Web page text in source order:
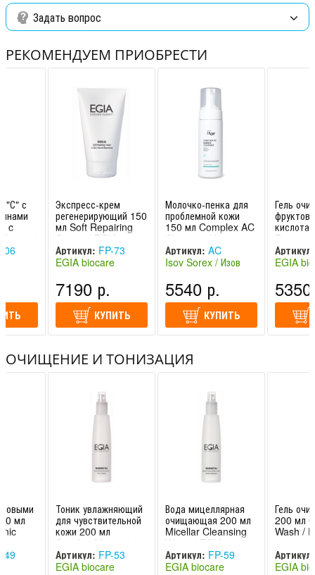
Ингредиенты:Розовая вода, липовая вода, Е.С.А.-3 комплекс,
клеточный экстракт мальвы, ментол.
Задать вопрос
РЕКОМЕНДУЕМ ПРИОБРЕСТИ
"С" с
c
/
06
Экспресс-крем
регенерирующий 150
мл Soft Repairing
Cream / EGIA
Артикул: FP-73
EGIA biocare
7190 р.
КУПИТЬ
Молочко-пенка для
проблемной кожи
150 мл Complex AC
Cleanser / Isov
Sorex / Изов (Южная
Коре
Артикул: AC
Cleanser
Isov Sorex / Изов
5540 р.
КУПИТЬ
Гель
Fruit
gel /
Артикул:
EGIA
ОЧИЩЕНИЕ И ТОНИЗАЦИЯ
мл
49
Тоник увлажняющий
для чувствительной
кожи 200 мл
Comfort Moisturizing
Tonic / EGIA
Артикул: FP-53
EGIA biocare
Вода мицеллярная
очищающая 200 мл
Micellar Cleansing
Water / EGIA
Артикул: FP-59
EGIA biocare
Гель
200 мл
Wash /
Артикул:
EGIA